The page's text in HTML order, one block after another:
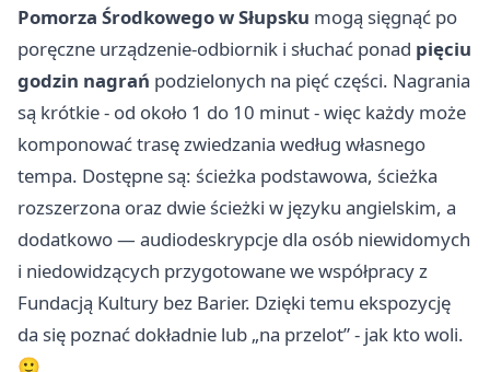
Pomorza Środkowego w Słupsku mogą sięgnąć po
poręczne urządzenie-odbiornik i słuchać ponad pięciu
godzin nagrań podzielonych na pięć części. Nagrania
są krótkie - od około 1 do 10 minut - więc każdy może
komponować trasę zwiedzania według własnego
tempa. Dostępne są: ścieżka podstawowa, ścieżka
rozszerzona oraz dwie ścieżki w języku angielskim, a
dodatkowo — audiodeskrypcje dla osób niewidomych
i niedowidzących przygotowane we współpracy z
Fundacją Kultury bez Barier. Dzięki temu ekspozycję
da się poznać dokładnie lub „na przelot” - jak kto woli.
🙂